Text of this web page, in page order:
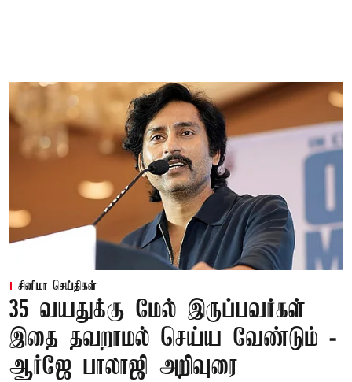
சினிமா செய்திகள்
35 வயதுக்கு மேல் இருப்பவர்கள்
இதை தவறாமல் செய்ய வேண்டும் -
ஆர்ஜே பாலாஜி அறிவுரை